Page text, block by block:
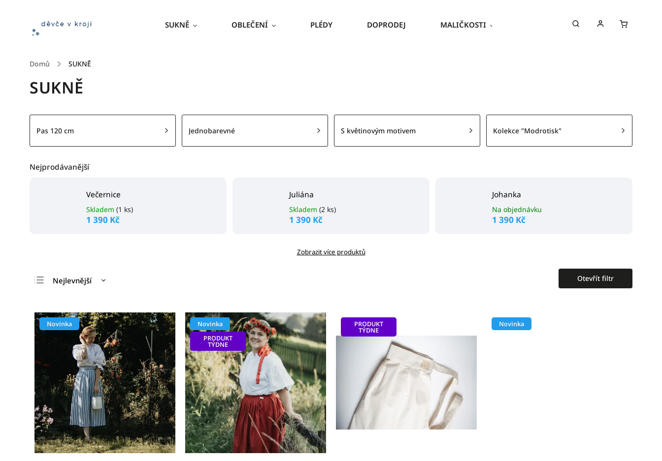
SUKNĚ OBLEČENÍ PLÉDY DOPRODEJ MALIČKOSTI Poukazy
Domů / SUKNĚ
SUKNĚ
Pas 120 cm Jednobarevné S květinovým motivem Kolekce "Modrotisk"
Nejprodávanější
Večernice
Skladem (1 ks)
1 390 Kč
Juliána
Skladem (2 ks)
1 390 Kč
Johanka
Na objednávku
1 390 Kč
Zobrazit více produktů
Nejlevnější
Nejprodávanější
Abecedně
Otevřít filtr
Novinka
Novinka
PRODUKT
TÝDNE
PRODUKT
TÝDNE
Novinka